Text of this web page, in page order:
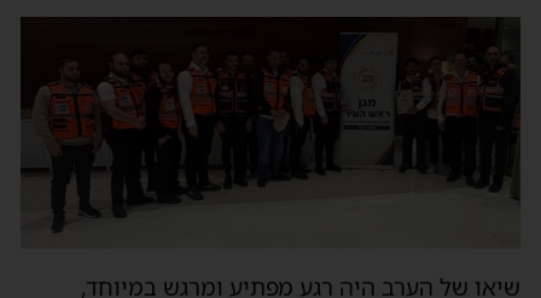
שיאו של הערב היה רגע מפתיע ומרגש במיוחד,